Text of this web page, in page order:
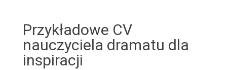
Przykładowe CV
nauczyciela dramatu dla
inspiracji